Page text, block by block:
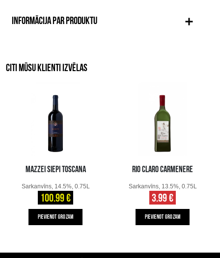
INFORMĀCIJA PAR PRODUKTU
CITI MŪSU KLIENTI IZVĒLAS
MAZZEI SIEPI TOSCANA
Sarkanvīns, 14.5%, 0.75L
100.99 €
PIEVIENOT GROZAM
RIO CLARO CARMENERE
Sarkanvīns, 13.5%, 0.75L
3.99 €
PIEVIENOT GROZAM